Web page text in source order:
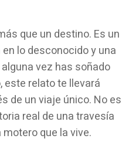
que un destino. Es un
lo desconocido y una
vez has soñado
este relato te llevará
de un viaje único. No es
real de una travesía
que la vive.